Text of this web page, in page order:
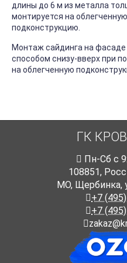
длины до 6 м из металла
монтируется на
подконструкцию.
Монтаж сайдинга на
способом снизу-вверх при
на облегченную
ГК
Пн-Cб с
108851,
МО, Щербинка,
+7
+7